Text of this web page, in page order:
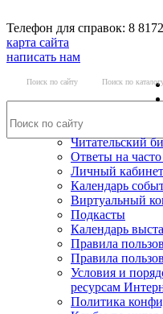
Телефон для справок: 8
карта сайта
написать нам
Поиск по сайту Поиск по
Читательский
Ответы на
Личный кабинет
Календарь
Виртуальный
Подкасты
Календарь
Правила
Правила
Условия и
ресурсам
Политика